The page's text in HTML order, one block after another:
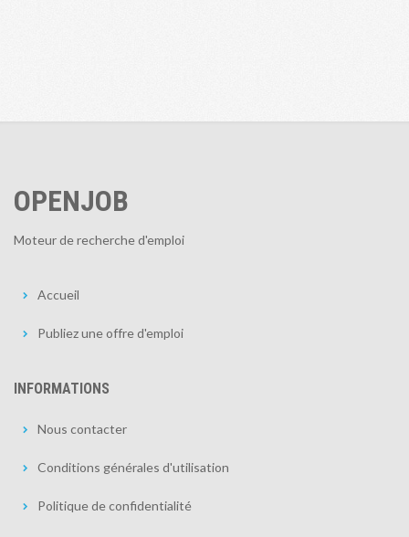
OPENJOB
Moteur de recherche d'emploi
Accueil
Publiez une offre d'emploi
INFORMATIONS
Nous contacter
Conditions générales d'utilisation
Politique de confidentialité